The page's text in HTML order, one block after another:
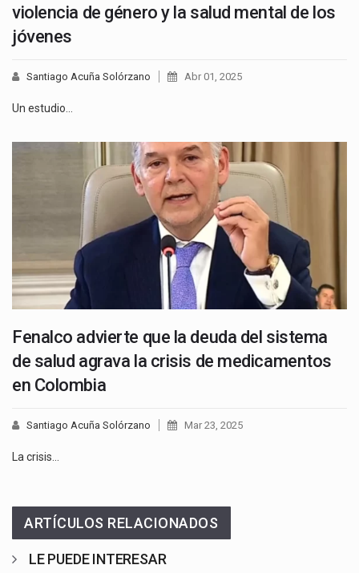
violencia de género y la salud mental de los
jóvenes
Santiago Acuña Solórzano Abr 01, 2025
Un estudio…
Fenalco advierte que la deuda del sistema
de salud agrava la crisis de medicamentos
en Colombia
Santiago Acuña Solórzano Mar 23, 2025
La crisis…
ARTÍCULOS RELACIONADOS
LE PUEDE INTERESAR